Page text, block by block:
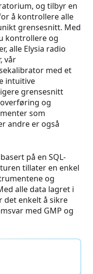
og tilbyr en
å kontrollere alle
grensesnitt. Med
kontrollere og
alle Elysia radio
vår
med et
intuitive
grensesnitt
og
som
andre er også
på en SQL-
tillater en enkel
og
alle data lagret i
det enkelt å sikre
med GMP og